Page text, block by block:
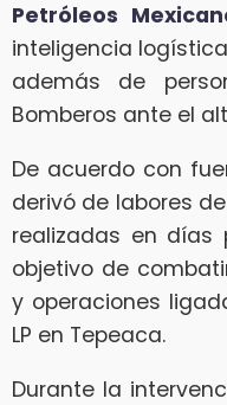
Petróleos
inteligencia
además de
Bomberos ante el
De acuerdo con
derivó de labores
realizadas en días
objetivo de
y operaciones
LP en Tepeaca.
Durante la